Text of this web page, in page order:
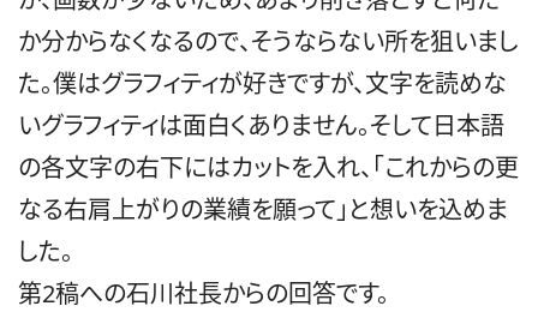
か分からなくなるので、そうならない所を狙いまし
た。僕はグラフィティが好きですが、文字を読めな
いグラフィティは面白くありません。そして日本語
の各文字の右下にはカットを入れ、「これからの更
なる右肩上がりの業績を願って」と想いを込めま
した。
第2稿への石川社長からの回答です。